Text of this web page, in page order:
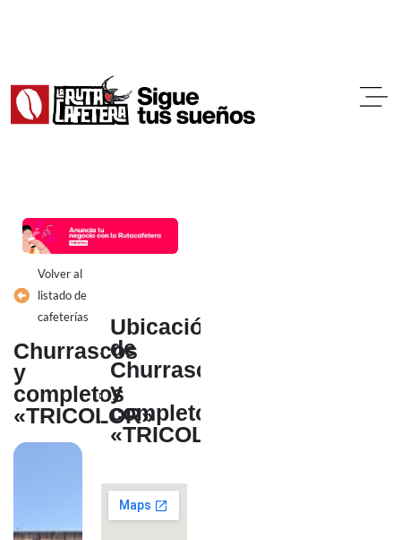
Volver al
listado de
cafeterías
Churrascos
y
completos
«TRICOLOR»
Ubicación
de
Churrascos
y
completos
«TRICOLOR»